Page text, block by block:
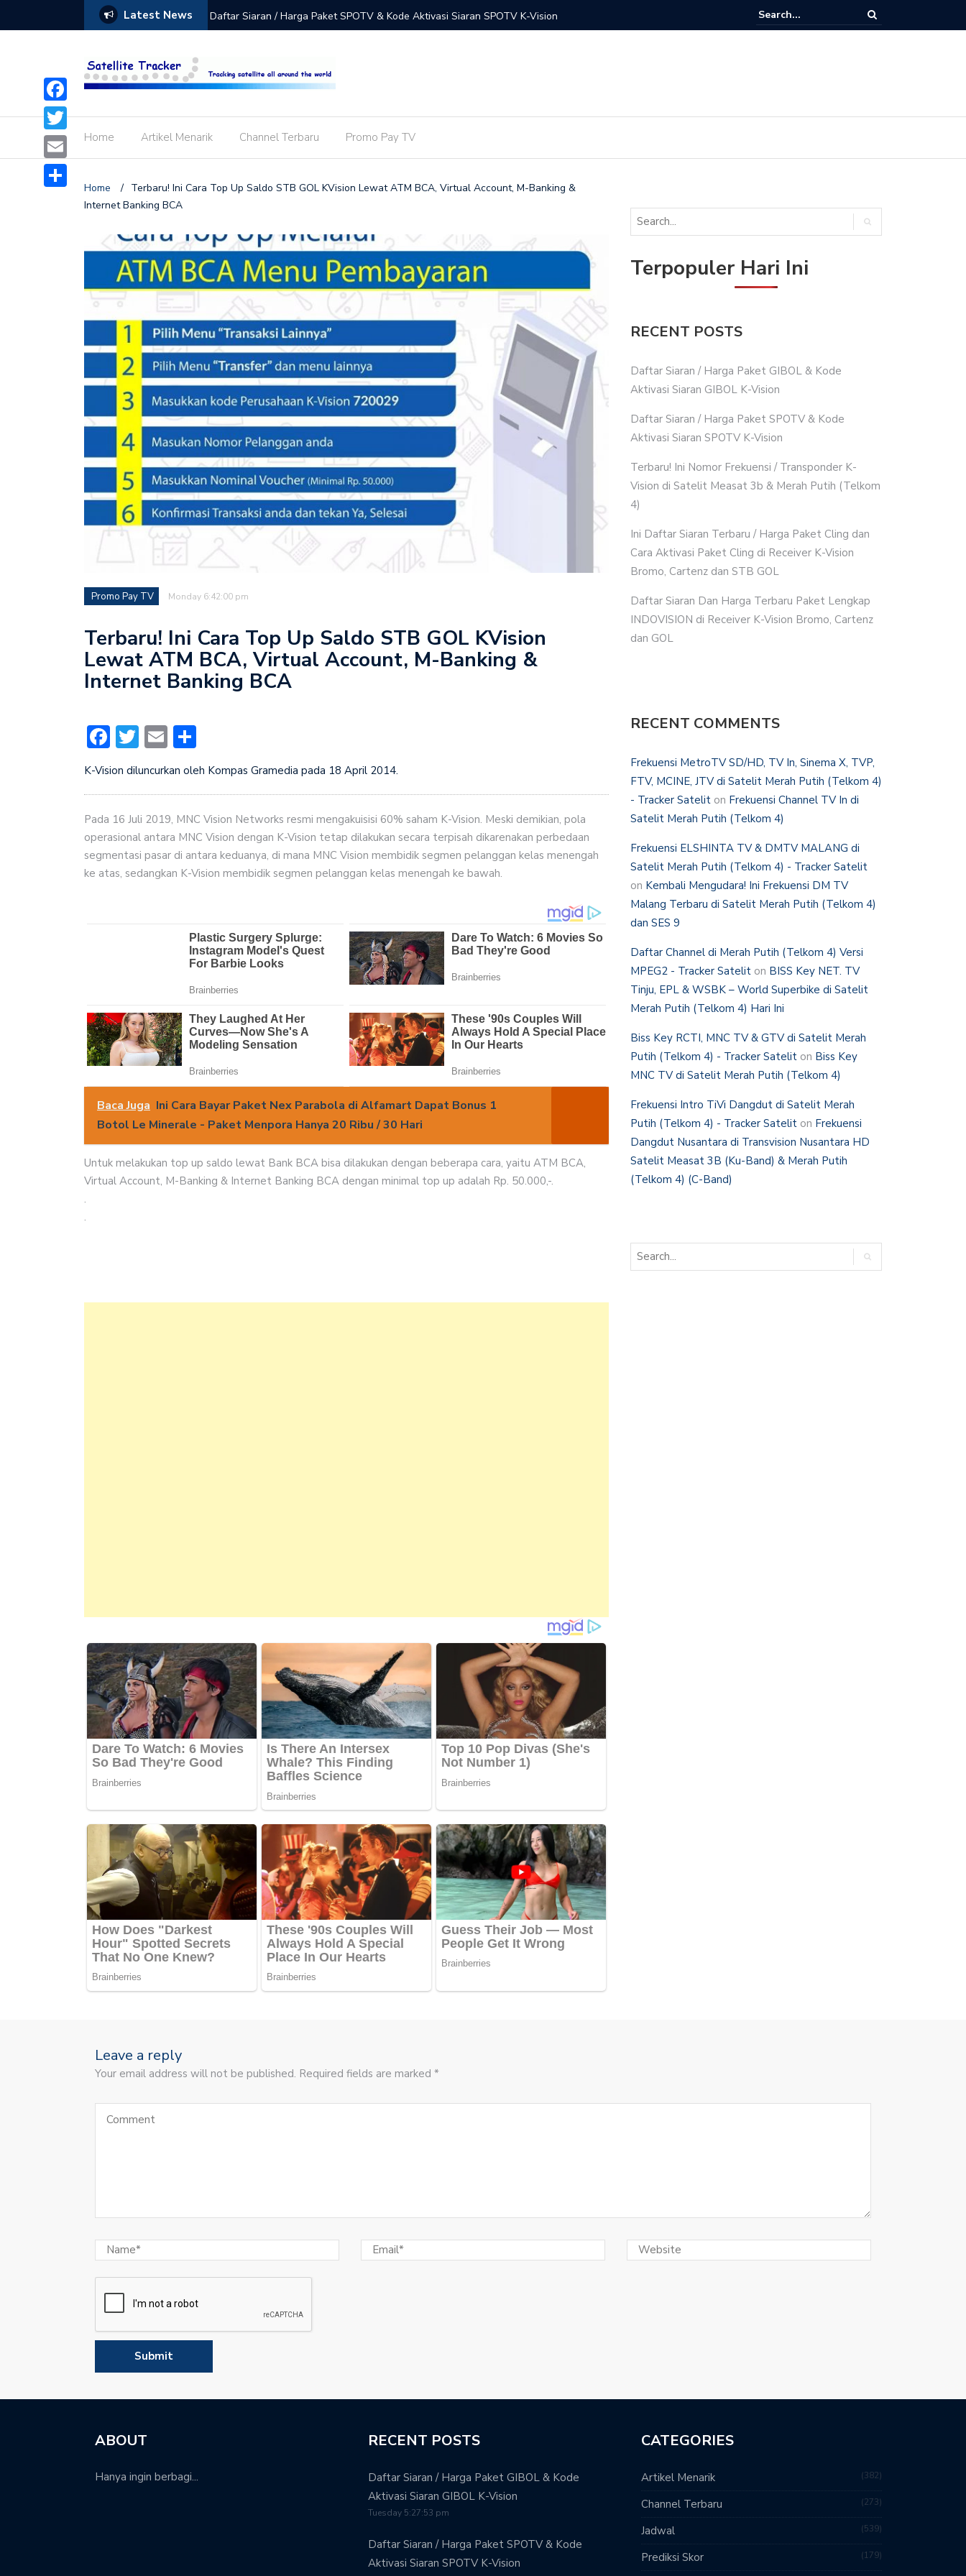
Latest News
Aktivasi Siaran GIBOL K-Vision Daftar Siaran / Harga Paket SPOTV & Kode Aktivasi Siaran SPOTV K-Vision
Terbaru! Ini Nomor Frekuensi / Transponder K-Vision di Satelit Measat 3b &
Putih (Telkom 4)
Home Artikel Menarik Channel Terbaru Promo Pay TV
Home / Terbaru! Ini Cara Top Up Saldo STB GOL KVision Lewat ATM BCA, Virtual Account, M-Banking &
Internet Banking BCA
Promo Pay TV Monday 6:42:00 pm
Terbaru! Ini Cara Top Up Saldo STB GOL KVision
Lewat ATM BCA, Virtual Account, M-Banking &
Internet Banking BCA
Facebook
Twitter
Email
K-Vision diluncurkan oleh Kompas Gramedia pada 18 April 2014.
Pada 16 Juli 2019, MNC Vision Networks resmi mengakuisisi 60% saham K-Vision. Meski demikian, pola
operasional antara MNC Vision dengan K-Vision tetap dilakukan secara terpisah dikarenakan perbedaan
segmentasi pasar di antara keduanya, di mana MNC Vision membidik segmen pelanggan kelas menengah
ke atas, sedangkan K-Vision membidik segmen pelanggan kelas menengah ke bawah.
Baca Juga Ini Cara Bayar Paket Nex Parabola di Alfamart Dapat Bonus 1
Botol Le Minerale - Paket Menpora Hanya 20 Ribu / 30 Hari
Untuk melakukan top up saldo lewat Bank BCA bisa dilakukan dengan beberapa cara, yaitu ATM BCA,
Virtual Account, M-Banking & Internet Banking BCA dengan minimal top up adalah Rp. 50.000,-.
.
.
Facebook
Twitter
Email
Terpopuler Hari Ini
RECENT POSTS
Daftar Siaran / Harga Paket GIBOL & Kode
Aktivasi Siaran GIBOL K-Vision
Daftar Siaran / Harga Paket SPOTV & Kode
Aktivasi Siaran SPOTV K-Vision
Terbaru! Ini Nomor Frekuensi / Transponder K-
Vision di Satelit Measat 3b & Merah Putih (Telkom
4)
Ini Daftar Siaran Terbaru / Harga Paket Cling dan
Cara Aktivasi Paket Cling di Receiver K-Vision
Bromo, Cartenz dan STB GOL
Daftar Siaran Dan Harga Terbaru Paket Lengkap
INDOVISION di Receiver K-Vision Bromo, Cartenz
dan GOL
RECENT COMMENTS
Frekuensi MetroTV SD/HD, TV In, Sinema X, TVP,
FTV, MCINE, JTV di Satelit Merah Putih (Telkom 4)
- Tracker Satelit on Frekuensi Channel TV In di
Satelit Merah Putih (Telkom 4)
Frekuensi ELSHINTA TV & DMTV MALANG di
Satelit Merah Putih (Telkom 4) - Tracker Satelit
on Kembali Mengudara! Ini Frekuensi DM TV
Malang Terbaru di Satelit Merah Putih (Telkom 4)
dan SES 9
Daftar Channel di Merah Putih (Telkom 4) Versi
MPEG2 - Tracker Satelit on BISS Key NET. TV
Tinju, EPL & WSBK – World Superbike di Satelit
Merah Putih (Telkom 4) Hari Ini
Biss Key RCTI, MNC TV & GTV di Satelit Merah
Putih (Telkom 4) - Tracker Satelit on Biss Key
MNC TV di Satelit Merah Putih (Telkom 4)
Frekuensi Intro TiVi Dangdut di Satelit Merah
Putih (Telkom 4) - Tracker Satelit on Frekuensi
Dangdut Nusantara di Transvision Nusantara HD
Satelit Measat 3B (Ku-Band) & Merah Putih
(Telkom 4) (C-Band)
Leave a reply
Your email address will not be published. Required fields are marked *
ABOUT
Hanya ingin berbagi...
RECENT POSTS
Daftar Siaran / Harga Paket GIBOL & Kode
Aktivasi Siaran GIBOL K-Vision
Tuesday 5:27:53 pm
Daftar Siaran / Harga Paket SPOTV & Kode
Aktivasi Siaran SPOTV K-Vision
CATEGORIES
Artikel Menarik 382
Channel Terbaru 273
Jadwal 539
Prediksi Skor 179